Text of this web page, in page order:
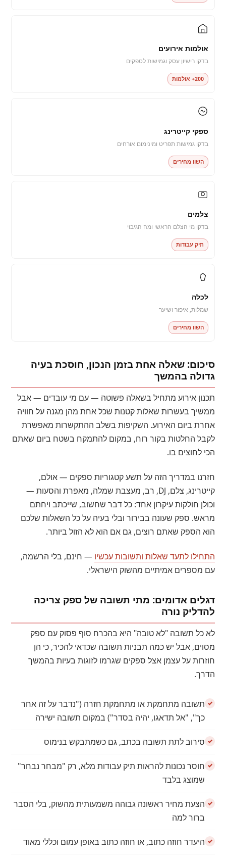
אולמות אירועים
בדקו רישיון עסק וגמישות לספקים
200+ אולמות
ספקי קייטרינג
בדקו גמישות תפריט ומינימום אורחים
השוו מחירים
צלמים
בדקו מי הצלם הראשי ומה הגיבוי
תיק עבודות
לכלה
שמלות, איפור ושיער
השוו מחירים
סיכום: שאלה אחת בזמן הנכון, חוסכת בעיה
גדולה בהמשך
תכנון אירוע מתחיל בשאלה פשוטה — עם מי עובדים — אבל
ממשיך בעשרות שאלות קטנות שכל אחת מהן מגנה על חוויה
אחרת ביום האירוע. השקיפות בשלב ההתקשרות מאפשרת
לקבל החלטות בקור רוח, במקום להתמקח בשטח ביום שאתם
הכי לחוצים בו.
חזרנו במדריך הזה על תשע קטגוריות ספקים — אולם,
קייטרינג, צלם, DJ, רב, מעצבת שמלה, מאפרת והסעות —
וכולן חולקות עיקרון אחד: כל דבר שחשוב, שייכתב ויחתם
מראש. ספק שעונה בבירור ובלי בעיה על כל השאלות שלכם
הוא הספק שאתם רוצים, גם אם הוא לא הזול ביותר.
התחילו לתעד שאלות ותשובות עכשיו — חינם, בלי הרשמה,
עם מספרים אמיתיים מהשוק הישראלי.
דגלים אדומים: מתי תשובה של ספק צריכה
להדליק נורה
לא כל תשובה "לא טובה" היא בהכרח סוף פסוק עם ספק
מסוים, אבל יש כמה תבניות תשובה שכדאי להכיר, כי הן
חוזרות על עצמן אצל ספקים שגרמו לזוגות בעיות בהמשך
הדרך.
תשובה מתחמקת או מתחמקת חזרה ("נדבר על זה אחר
כך", "אל תדאגו, יהיה בסדר") במקום תשובה ישירה
סירוב לתת תשובה בכתב, גם כשמתבקש בנימוס
חוסר נכונות להראות תיק עבודות מלא, רק "מבחר נבחר"
שמוצג בלבד
הצעת מחיר ראשונה גבוהה משמעותית מהשוק, בלי הסבר
ברור למה
היעדר חוזה כתוב, או חוזה כתוב באופן עמום וכללי מאוד